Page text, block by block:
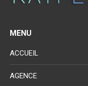
MENU
ACCUEIL
AGENCE